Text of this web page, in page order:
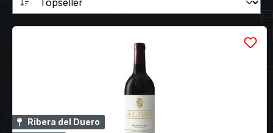
Ribera del Duero